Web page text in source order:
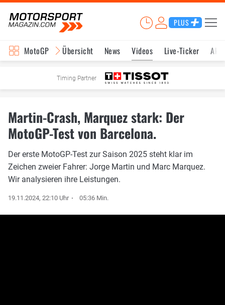
PLUS
MotoGP Übersicht News Videos Live-Ticker
Timing Partner
Martin-Crash, Marquez stark: Der
MotoGP-Test von Barcelona.
Der erste MotoGP-Test zur Saison 2025 steht klar im
Zeichen zweier Fahrer: Jorge Martin und Marc Marquez.
Wir analysieren ihre Leistungen.
19.11.2024, 22:10 Uhr 05:36 Min.